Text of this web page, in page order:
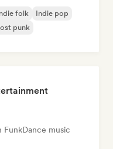
folk
Indie pop
punk
FunkDance music